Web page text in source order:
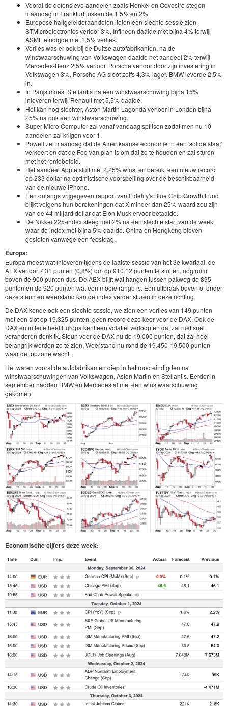
Vooral de defensieve aandelen zoals Henkel en Covestro stegen
maandag in Frankfurt tussen de 1,5% en 2%.
Europese halfgeleideraandelen lieten een slechte sessie zien,
STMicroelectronics verloor 3%, Infineon daalde met bijna 4% terwijl
ASML eindigde met 1,5% verlies.
Verlies was er ook bij de Duitse autofabrikanten, na de
winstwaarschuwing van Volkswagen daalde het aandeel 2% terwijl
Mercedes-Benz 2,5% verloor. Porsche verloor door zijn investering in
Volkswagen 3%, Porsche AG sloot zelfs 4,3% lager. BMW leverde 2,5%
in.
In Parijs moest Stellantis na een winstwaarschuwing bijna 15%
inleveren terwijl Renault met 5,5% daalde.
Het kan nog slechter, Aston Martin Lagonda verloor in Londen bijna
25% na ook een winstwaarschuwing.
Super Micro Computer zal vanaf vandaag splitsen zodat men nu 10
aandelen zal krijgen voor 1.
Powell zei maandag dat de Amerikaanse economie in een 'solide staat'
verkeert en dat de Fed van plan is om dat zo te houden en zal sturen
met het rentebeleid.
Het aandeel Apple sluit met 2,25% winst en bereikt een nieuw record
op 233 dollar na optimistische voorspelling over de beschikbaarheid
van de nieuwe iPhone.
Een onlangs vrijgegeven rapport van Fidelity's Blue Chip Growth Fund
blijkt volgens hun berekeningen dat X minder dan 25% waard zou zijn
van de 44 miljard dollar dat Elon Musk ervoor betaalde.
De Nikkei 225-index steeg met 2% na een slechte start van de week
waar de index met bijna 5% daalde. China en Hongkong bleven
gesloten vanwege een feestdag.
Europa:
Europa moest wat inleveren tijdens de laatste sessie van het 3e kwartaal, de
AEX verloor 7,31 punten (0,8%) om op 910,12 punten te sluiten, nog ruim
boven de 900 punten dus. De AEX blijft wat hangen tussen pakweg de 895
punten en de 920 punten wat een mooie range is. Een uitbraak boven of onder
deze steun en weerstand kan de index verder sturen in deze richting.
De DAX kende ook een slechte sessie, we zien een verlies van 149 punten
met een slot op 19.325 punten, geen record deze keer voor de DAX. Ook de
DAX en in feite heel Europa kent een volatiel verloop en dat zal niet snel
veranderen denk ik. Steun voor de DAX nu de 19.000 punten, dat zal heel
belangrijk worden zo te zien. Weerstand nu rond de 19.450-19.500 punten
waar de topzone wacht.
Het waren vooral de autofabrikanten diep in het rood eindigden na
winstwaarschuwingen van Volkswagen, Aston Martin en Stellantis. Eerder in
september hadden BMW en Mercedes al met een winstwaarschuwing
gekomen.
Economische cijfers deze week: